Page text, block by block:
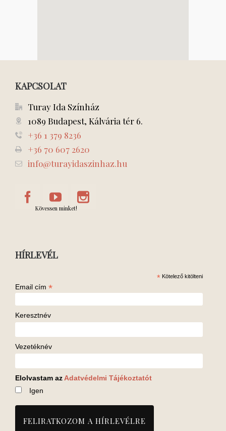
KAPCSOLAT
Turay Ida Színház
1089 Budapest, Kálvária tér 6.
+36 1 379 8236
+36 70 607 2620
info@turayidaszinhaz.hu
Kövessen minket!
HÍRLEVÉL
* Kötelező kitölteni
Email cím *
Keresztnév
Vezetéknév
Elolvastam az Adatvédelmi Tájékoztatót
Igen